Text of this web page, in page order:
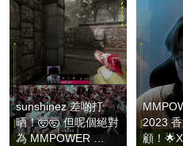
sunshinez 差啲打
晒！🤯🤯 但呢個絕對
為 MMPOWER
2023
顧！